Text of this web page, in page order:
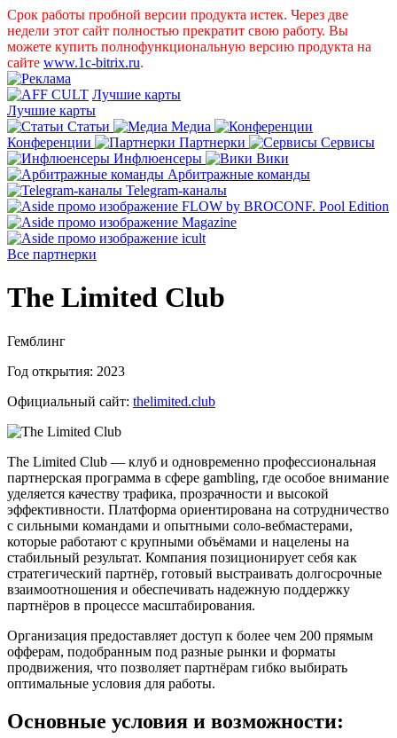
Срок работы пробной версии продукта истек. Через две
недели этот сайт полностью прекратит свою работу. Вы
можете купить полнофункциональную версию продукта на
сайте www.1c-bitrix.ru.
Лучшие карты
Лучшие карты
Статьи
Медиа
Конференции
Партнерки
Сервисы
Инфлюенсеры
Вики
Арбитражные команды
Telegram-каналы
Все партнерки
The Limited Club
Гемблинг
Год открытия: 2023
Официальный сайт: thelimited.club
The Limited Club — клуб и одновременно профессиональная
партнерская программа в сфере gambling, где особое внимание
уделяется качеству трафика, прозрачности и высокой
эффективности. Платформа ориентирована на сотрудничество
с сильными командами и опытными соло-вебмастерами,
которые работают с крупными объёмами и нацелены на
стабильный результат. Компания позиционирует себя как
стратегический партнёр, готовый выстраивать долгосрочные
взаимоотношения и обеспечивать надежную поддержку
партнёров в процессе масштабирования.
Организация предоставляет доступ к более чем 200 прямым
офферам, подобранным под разные рынки и форматы
продвижения, что позволяет партнёрам гибко выбирать
оптимальные условия для работы.
Основные условия и возможности: